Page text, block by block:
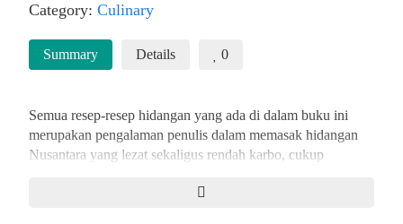
Category: Culinary
Summary Details 0
Semua resep-resep hidangan yang ada di dalam buku ini
merupakan pengalaman penulis dalam memasak hidangan
Nusantara yang lezat sekaligus rendah karbo, cukup
disantap tanpa jenis makanan yang mengandung karbo